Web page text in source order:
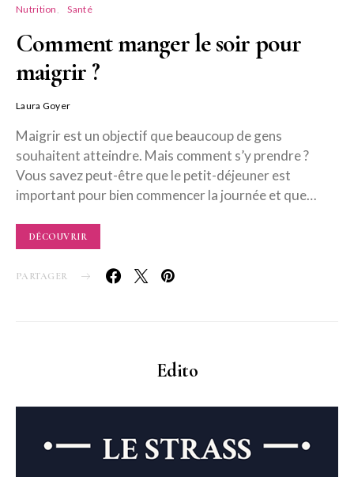
Nutrition Santé
Comment manger le soir pour
maigrir ?
Laura Goyer
Maigrir est un objectif que beaucoup de gens
souhaitent atteindre. Mais comment s’y prendre ?
Vous savez peut-être que le petit-déjeuner est
important pour bien commencer la journée et que…
DÉCOUVRIR
PARTAGER
Edito